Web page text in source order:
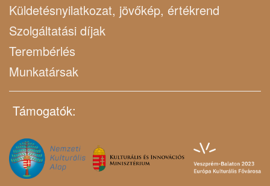
Küldetésnyilatkozat, jövőkép, értékrend
Szolgáltatási díjak
Terembérlés
Munkatársak
Támogatók: